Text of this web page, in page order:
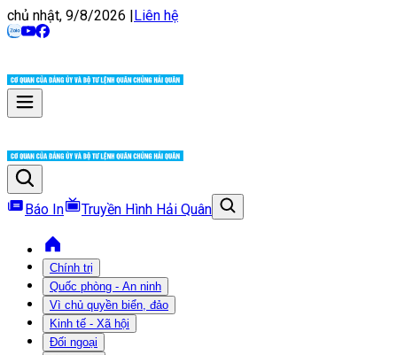
chủ nhật, 9/8/2026 |Liên hệ
Báo In Truyền Hình Hải Quân
Chính trị
Quốc phòng - An ninh
Vì chủ quyền biển, đảo
Kinh tế - Xã hội
Đối ngoại